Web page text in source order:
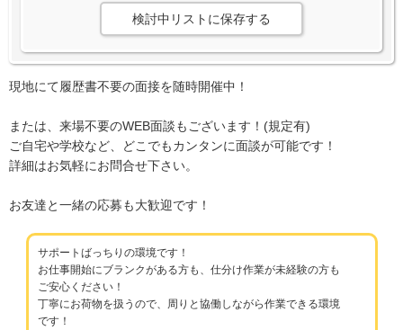
検討中リストに保存する
現地にて履歴書不要の面接を随時開催中！
または、来場不要のWEB面談もございます！(規定有)
ご自宅や学校など、どこでもカンタンに面談が可能です！
詳細はお気軽にお問合せ下さい。
お友達と一緒の応募も大歓迎です！
サポートばっちりの環境です！
お仕事開始にブランクがある方も、仕分け作業が未経験の方も
ご安心ください！
丁寧にお荷物を扱うので、周りと協働しながら作業できる環境
です！